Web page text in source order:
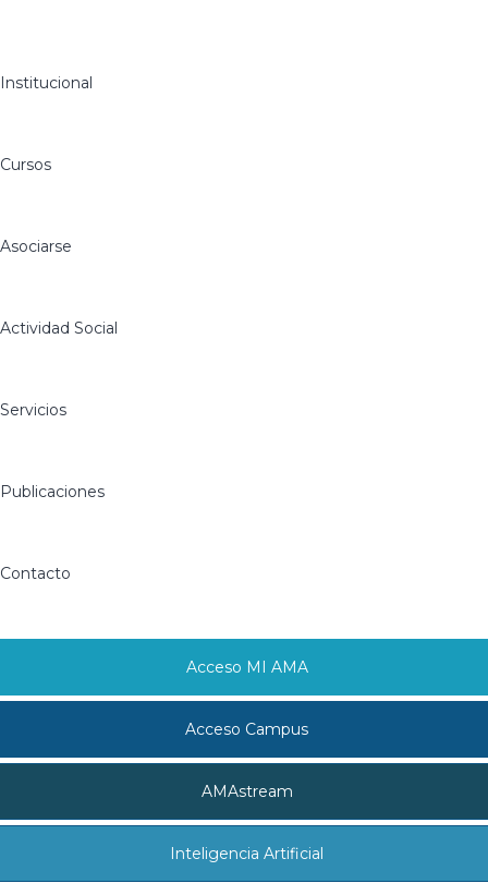
Institucional
Cursos
Asociarse
Actividad Social
Servicios
Publicaciones
Contacto
Acceso MI AMA
Acceso Campus
AMAstream
Inteligencia Artificial